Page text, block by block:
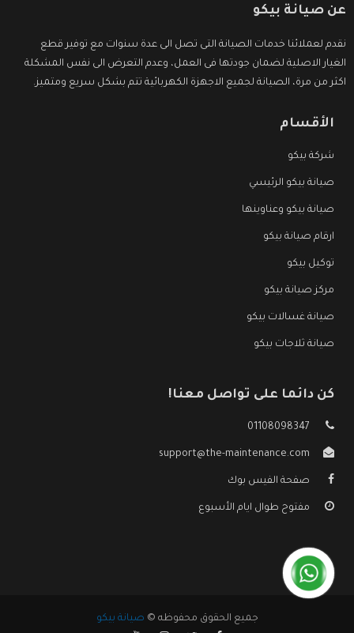
عن صيانة بيكو
نقدم لعملائنا خدمات الصيانة التى تصل الى عدة سنوات مع توفير قطع
الغيار الاصلية لضمان جودتها فى العمل، وعدم التعرض الى نفس المشكلة
اكثر من مرة، الصيانة لجميع الاجهزة الكهربائية تتم بشكل سريع ومتميز.
الأقسام
شركة بيكو
صيانة بيكو الرئيسي
صيانة بيكو وعناوينها
ارقام صيانة بيكو
توكيل بيكو
مركز صيانة بيكو
صيانة غسالات بيكو
صيانة ثلاجات بيكو
كن دائما على تواصل معنا!
01108098347
support@the-maintenance.com
صفحة الفيس بوك
مفتوح طوال ايام الأسبوع
جميع الحقوق محفوظه © صيانة بيكو